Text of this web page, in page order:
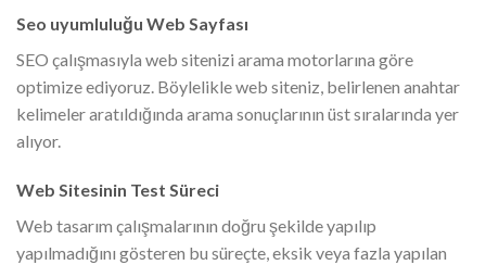
Seo uyumluluğu Web Sayfası
SEO çalışmasıyla web sitenizi arama motorlarına göre
optimize ediyoruz. Böylelikle web siteniz, belirlenen anahtar
kelimeler aratıldığında arama sonuçlarının üst sıralarında yer
alıyor.
Web Sitesinin Test Süreci
Web tasarım çalışmalarının doğru şekilde yapılıp
yapılmadığını gösteren bu süreçte, eksik veya fazla yapılan